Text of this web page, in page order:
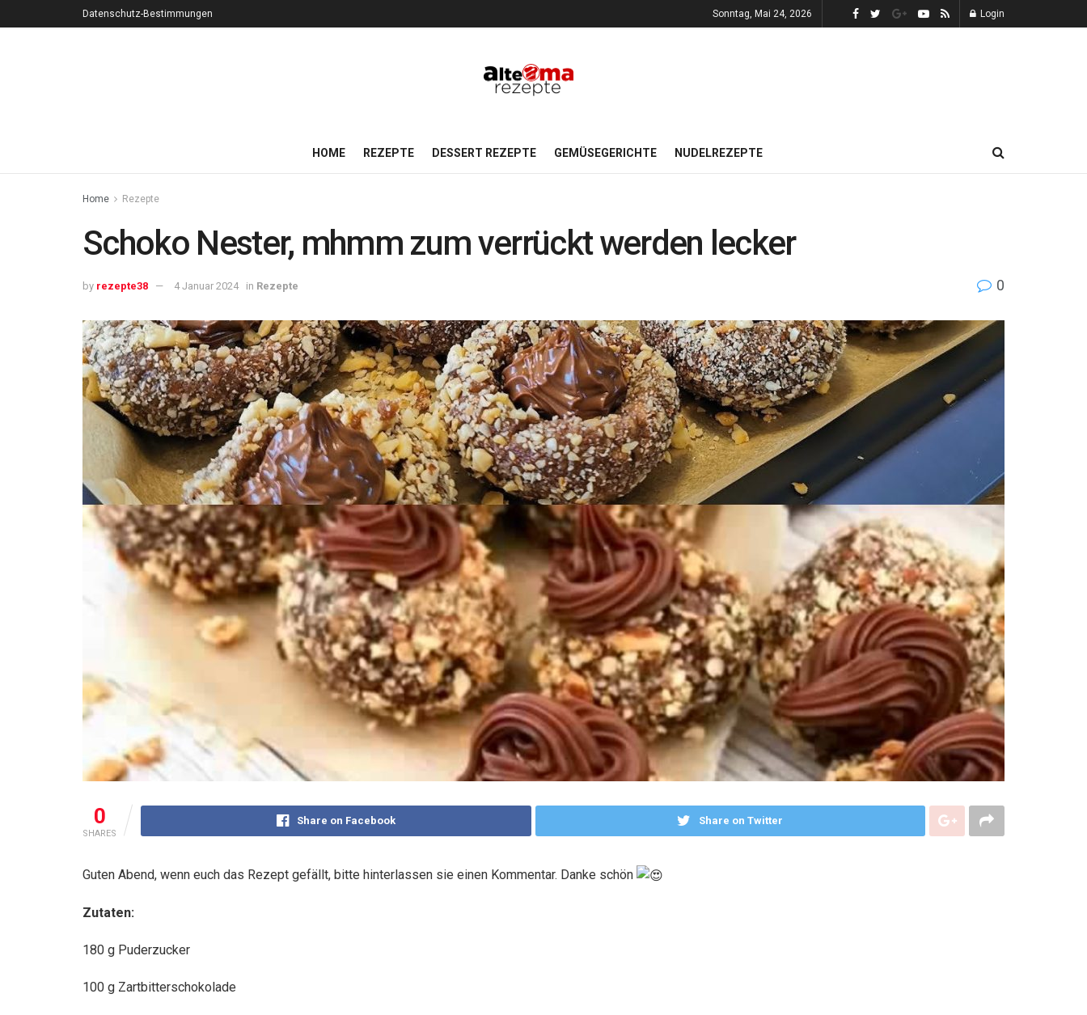
Datenschutz-Bestimmungen Sonntag, Mai 24, 2026 Login
HOME REZEPTE DESSERT REZEPTE GEMÜSEGERICHTE NUDELREZEPTE
Home Rezepte
Schoko Nester, mhmm zum verrückt werden lecker
by rezepte38 4 Januar 2024 in Rezepte 0
0
SHARES
Share on Facebook Share on Twitter
Guten Abend, wenn euch das Rezept gefällt, bitte hinterlassen sie einen Kommentar. Danke schön
Zutaten:
180 g Puderzucker
100 g Zartbitterschokolade